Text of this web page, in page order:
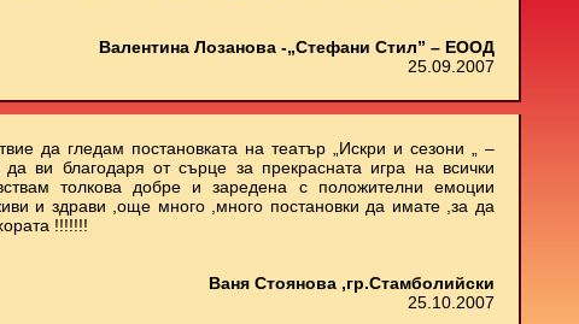
Валентина Лозанова -„Стефани Стил” – ЕООД
25.09.2007
да гледам постановката на театър „Искри и сезони „ –
да ви благодаря от сърце за прекрасната игра на всички
толкова добре и заредена с положителни емоции
и здрави ,още много ,много постановки да имате ,за да
!!!!!!!
Ваня Стоянова ,гр.Стамболийски
25.10.2007